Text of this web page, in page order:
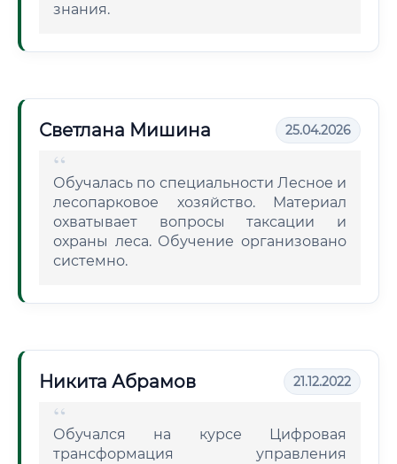
знания.
Светлана Мишина 25.04.2026
Обучалась по специальности Лесное и
лесопарковое хозяйство. Материал
охватывает вопросы таксации и
охраны леса. Обучение организовано
системно.
Никита Абрамов 21.12.2022
Обучался на курсе Цифровая
трансформация управления